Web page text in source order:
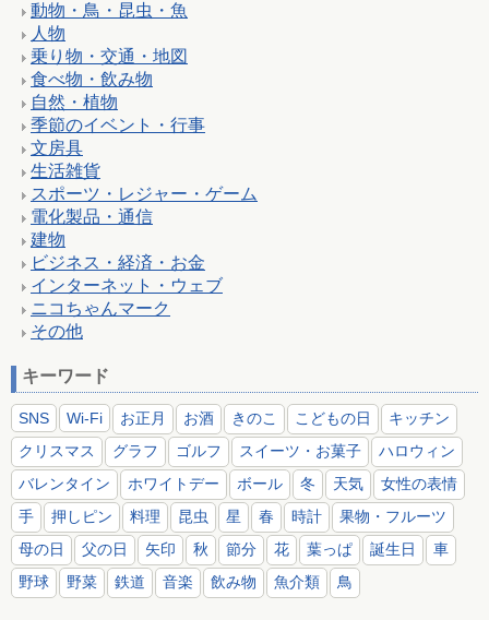
動物・鳥・昆虫・魚
人物
乗り物・交通・地図
食べ物・飲み物
自然・植物
季節のイベント・行事
文房具
生活雑貨
スポーツ・レジャー・ゲーム
電化製品・通信
建物
ビジネス・経済・お金
インターネット・ウェブ
ニコちゃんマーク
その他
キーワード
SNS Wi-Fi お正月 お酒 きのこ こどもの日
キッチン
クリスマス
グラフ ゴルフ スイーツ・お菓子
ハロウィン
バレンタイン
ホワイトデー ボール 冬 天気
女性の表情
手
押しピン 料理 昆虫 星 春 時計
果物・フルーツ
母の日
父の日 矢印 秋 節分 花 葉っぱ 誕生日
車
野球
野菜 鉄道 音楽 飲み物 魚介類 鳥